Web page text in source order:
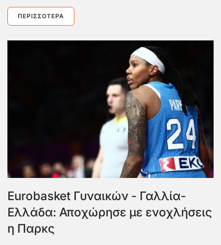
ΠΕΡΙΣΣΌΤΕΡΑ
Eurobasket Γυναικών - Γαλλία-
Ελλάδα: Αποχώρησε με ενοχλήσεις
η Παρκς